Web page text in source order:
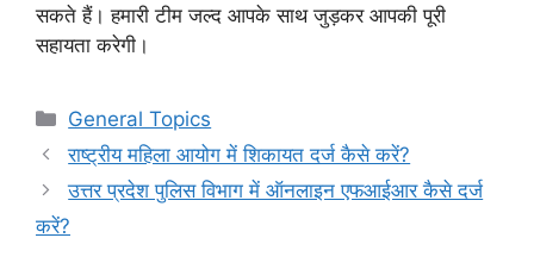
सकते हैं। हमारी टीम जल्द आपके साथ जुड़कर आपकी पूरी
सहायता करेगी।
Categories
General Topics
राष्ट्रीय महिला आयोग में शिकायत दर्ज कैसे करें?
उत्तर प्रदेश पुलिस विभाग में ऑनलाइन एफआईआर कैसे दर्ज
करें?